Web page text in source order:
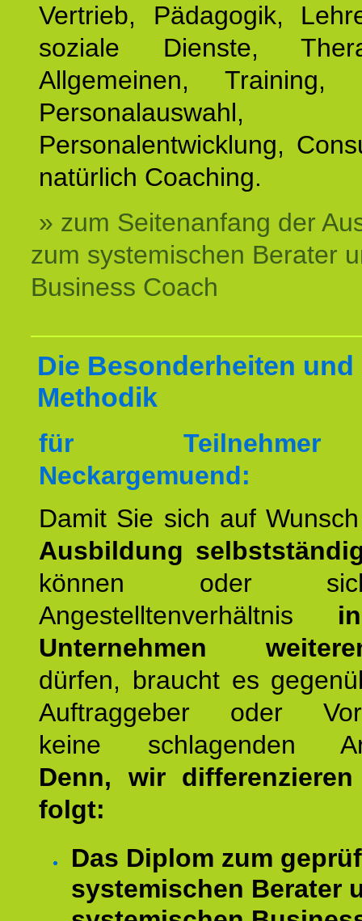
Vertrieb, Pädagogik,
soziale Dienste,
Allgemeinen, Training,
Personalauswahl,
Personalentwicklung,
natürlich Coaching.
» zum Seitenanfang der
zum systemischen Berater
Business Coach
Die Besonderheiten und
Methodik
für
Neckargemuend:
Damit Sie sich auf
Ausbildung
können oder
Angestelltenverhältnis
Unternehmen
dürfen, braucht es
Auftraggeber oder
keine schlagenden
Denn, wir
folgt:
Das Diplom zum
systemischen Berater